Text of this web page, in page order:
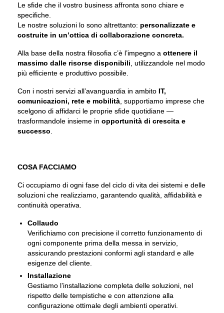
CONTATTI
Le sfide che il vostro business affronta sono chiare e
specifiche.
Le nostre soluzioni lo sono altrettanto: personalizzate e
costruite in un’ottica di collaborazione concreta.
Alla base della nostra filosofia c’è l’impegno a ottenere il
massimo dalle risorse disponibili , utilizzandole nel modo
più efficiente e produttivo possibile.
Con i nostri servizi all’avanguardia in ambito IT,
comunicazioni, rete e mobilità , supportiamo imprese che
scelgono di affidarci le proprie sfide quotidiane —
trasformandole insieme in opportunità di crescita e
successo
COSA FACCIAMO
Ci occupiamo di ogni fase del ciclo di vita dei sistemi e delle
soluzioni che realizziamo, garantendo qualità, affidabilità e
continuità operativa.
Collaudo
Verifichiamo con precisione il corretto funzionamento di
ogni componente prima della messa in servizio,
assicurando prestazioni conformi agli standard e alle
esigenze del cliente.
Installazione
Gestiamo l’installazione completa delle soluzioni, nel
rispetto delle tempistiche e con attenzione alla
configurazione ottimale degli ambienti operativi.